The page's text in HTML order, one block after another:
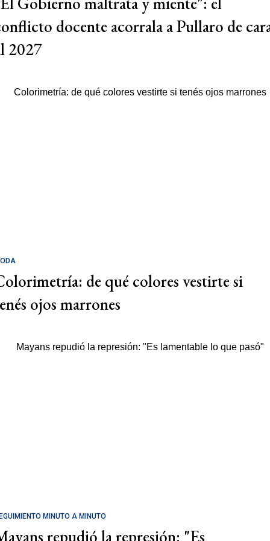
docente acorrala a Pullaro de
2027
de qué colores vestirte si
ojos marrones
MINUTO A MINUTO
repudió la represión: "Es